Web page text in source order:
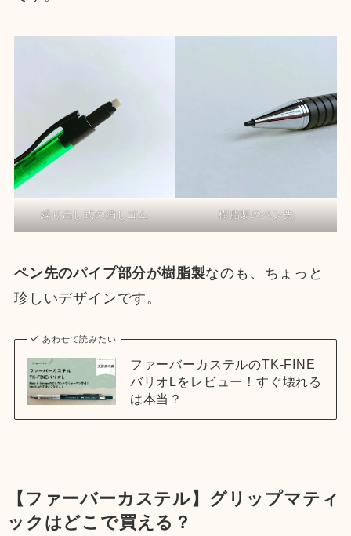
繰り出し式の消しゴム 樹脂製のペン先
ペン先のパイプ部分が樹脂製なのも、ちょっと
珍しいデザインです。
あわせて読みたい
ファーバーカステルのTK-FINE
バリオLをレビュー！すぐ壊れる
は本当？
【ファーバーカステル】グリップマティ
ックはどこで買える？